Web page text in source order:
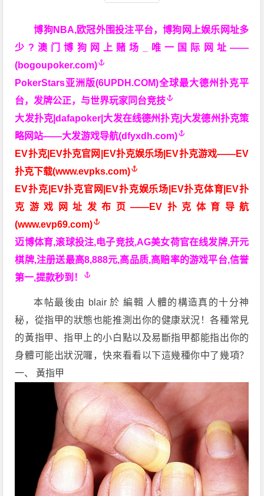
博狗NBA,欧冠外围投注平台，博狗网上娱乐网址多
少?澳门博狗网上赌场_唯一国际网址——
(bogoupoker.com)
PokerStars亚洲版(6UPDH.COM)全球最大德州扑克平
台，发牌公正，与世界玩家同台竞技
大发扑克|dafapoker|大发在线德州扑克|大发德州扑克策
略网站——大发游戏导航(dfyxdh.com)
EV扑克|EV扑克官网|EV扑克娱乐场|EV扑克游戏——EV
扑克下载(www.evpks.com)
EV扑克|EV扑克官网|EV扑克娱乐场|EV扑克体育|EV扑
克游戏网址发布页——EV扑克体育导航
(www.evp69.com)
迈博体育,滚球投注,电子竞技,AG美女荷官在线发牌,开元
棋牌,注册送最高8,888元,高品质,高赔率的游戏平台,信誉
第一,提款秒到！
本帖最後由 blair 於 編輯 人體的構造真的十分神
秘，從指甲的狀態也能推測出你的健康狀況！各種常見
的黃指甲、指甲上的小白點以及易斷指甲都能指出你的
身體可能出狀況囉，快來看看以下這幾種你中了幾項？
一、 黃指甲